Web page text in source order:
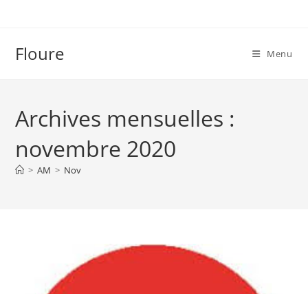
Floure Menu
Archives mensuelles :
novembre 2020
> AM > Nov